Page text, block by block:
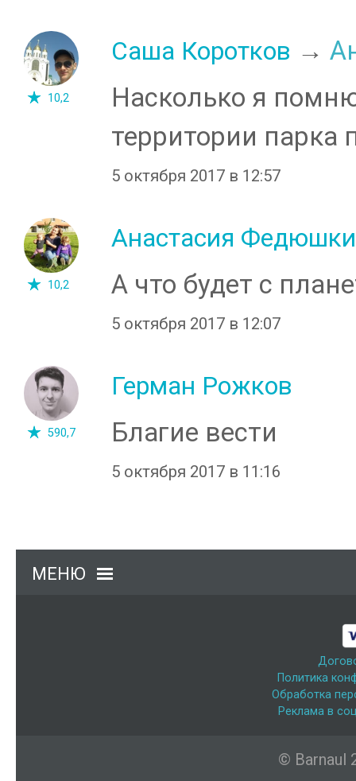
10,2
Саша Коротков →
Насколько я
территории парка
5 октября 2017 в 12:57
10,2
Анастасия
А что будет с
5 октября 2017 в 12:07
590,7
Герман Рожков
Благие вести
5 октября 2017 в 11:16
МЕНЮ
Политика
Обработка
Реклама в
© Barnaul